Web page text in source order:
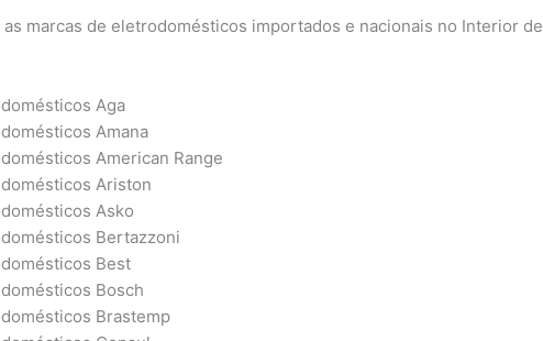
marcas de eletrodomésticos importados e nacionais no Interior de
Aga
Amana
American Range
Ariston
Asko
Bertazzoni
Best
Bosch
Brastemp